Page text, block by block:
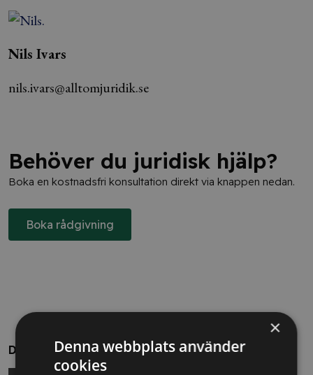
Nils Ivars
nils.ivars@alltomjuridik.se
Behöver du juridisk hjälp?
Boka en kostnadsfri konsultation direkt via knappen nedan.
Boka rådgivning
Dela
×
Denna webbplats använder
cookies